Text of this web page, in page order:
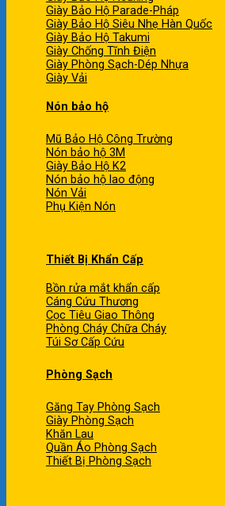
Giày Bảo Hộ Parade-Pháp
Giày Bảo Hộ Siêu Nhẹ Hàn Quốc
Giày Bảo Hộ Takumi
Giày Chống Tĩnh Điện
Giày Phòng Sạch-Dép Nhựa
Giày Vải
Nón bảo hộ
Mũ Bảo Hộ Công Trường
Nón bảo hộ 3M
Giày Bảo Hộ K2
Nón bảo hộ lao động
Nón Vải
Phụ Kiện Nón
Thiết Bị Khẩn Cấp
Bồn rửa mắt khẩn cấp
Cáng Cứu Thương
Cọc Tiêu Giao Thông
Phòng Cháy Chữa Cháy
Túi Sơ Cấp Cứu
Phòng Sạch
Găng Tay Phòng Sạch
Giày Phòng Sạch
Khăn Lau
Quần Áo Phòng Sạch
Thiết Bị Phòng Sạch